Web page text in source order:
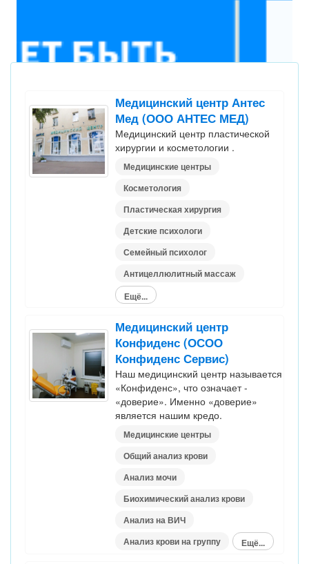
Медицинский центр Антес
Мед (ООО АНТЕС МЕД)
Медицинский центр пластической
хирургии и косметологии .
Медицинские центры
Косметология
Пластическая хирургия
Детские психологи
Семейный психолог
Антицеллюлитный массаж
Ещё...
Медицинский центр
Конфиденс (ОСОО
Конфиденс Сервис)
Наш медицинский центр называется
«Конфиденс», что означает -
«доверие». Именно «доверие»
является нашим кредо.
Медицинские центры
Общий анализ крови
Анализ мочи
Биохимический анализ крови
Анализ на ВИЧ
Анализ крови на группу
Ещё...